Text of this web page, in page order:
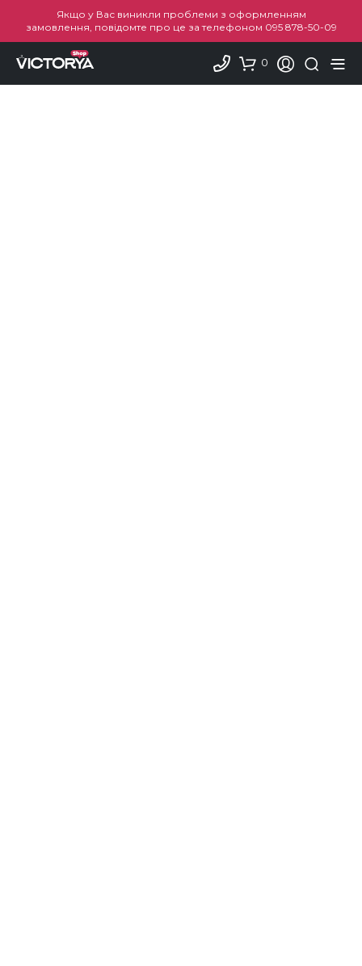
Якщо у Вас виникли проблеми з оформленням
замовлення, повідомте про це за телефоном 095 878-50-09
0